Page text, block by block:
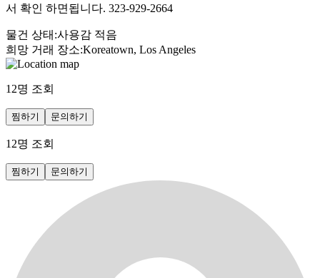
서 확인 하면됩니다. 323-929-2664
물건 상태 :사용감 적음
희망 거래 장소:Koreatown, Los Angeles
12명 조회
찜하기 문의하기
12명 조회
찜하기 문의하기